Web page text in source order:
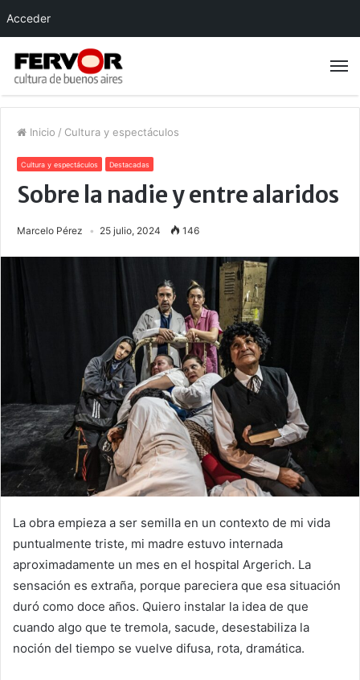
Inicio / Cultura y espectáculos
Cultura y espectáculos Destacadas
Sobre la nadie y entre alaridos
Marcelo Pérez 25 julio, 2024 146
La obra empieza a ser semilla en un contexto de mi vida
puntualmente triste, mi madre estuvo internada
aproximadamente un mes en el hospital Argerich. La
sensación es extraña, porque pareciera que esa situación
duró como doce años. Quiero instalar la idea de que
cuando algo que te tremola, sacude, desestabiliza la
noción del tiempo se vuelve difusa, rota, dramática.
Acceder